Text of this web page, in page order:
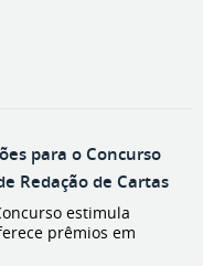
para o Concurso
Redação de Cartas
estimula
prêmios em